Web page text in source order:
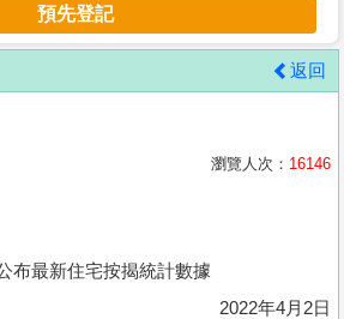
預先登記
返回
瀏覽人次： 16146
布最新住宅按揭統計數據
2022年4月2日